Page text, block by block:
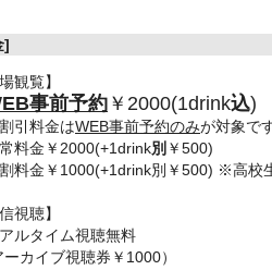
]
観覧】
事前予約 ￥2000(1drink込)
引料金はWEB事前予約のみが対象で
料金￥2000(+1drink別 ￥500)
料金￥1000(+1drink別￥500) ※高校
視聴】
ルタイム視聴無料
カイブ視聴券￥1000）